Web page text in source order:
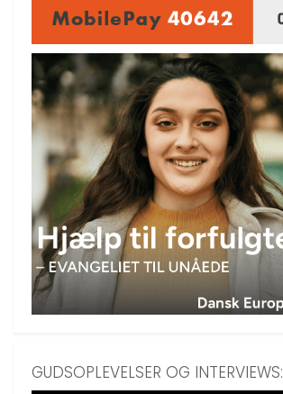
GUDSOPLEVELSER OG INTERVIEWS: